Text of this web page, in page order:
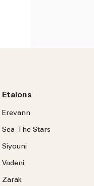
Etalons
Erevann
Sea TheStars
Siyouni
Vadeni
Zarak